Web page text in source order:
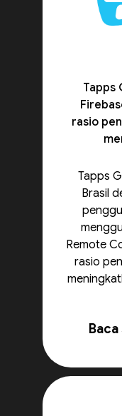
Tapps
rasio
Tapps
Brasil
Remote
rasio